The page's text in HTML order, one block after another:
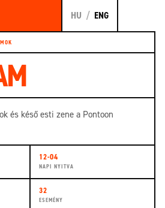
HU / ENG
és késő esti zene a Pontoon
12-04
NAPI NYITVA
32
ESEMÉNY